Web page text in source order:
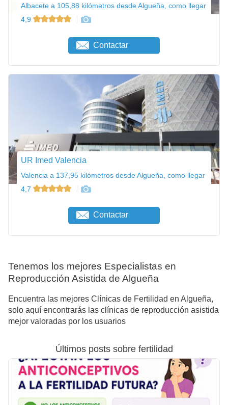
Albacete a 105,88 kilómetros desde Algueña, como llegar
4,9
Contactar
UR Imed Valencia
Valencia a 137,95 kilómetros desde Algueña, como llegar
4,7
Contactar
Tenemos los mejores Especialistas en
Reproducción Asistida de Algueña
Encuentra las mejores Clínicas de Fertilidad en Algueña,
solo aquí encontrarás las clínicas de reproducción asistida
mejor valoradas por los usuarios
Últimos posts sobre fertilidad